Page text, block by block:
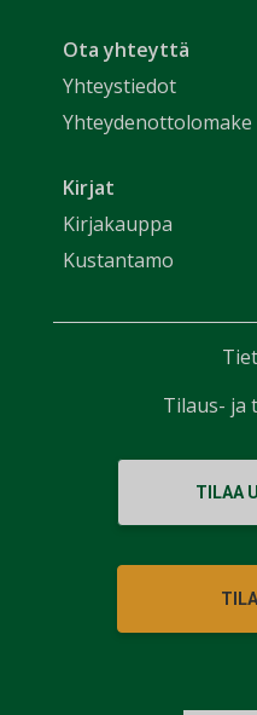
Ota yhteyttä
Yhteystiedot
Yhteydenottolomake
Kirjat
Kirjakauppa
Kustantamo
TILAA
Tilaus- ja